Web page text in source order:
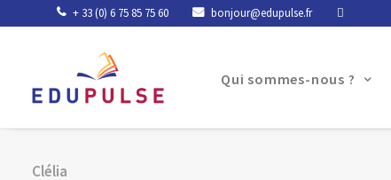
+ 33 (0) 6 75 85 75 60 bonjour@edupulse.fr
Qui sommes-nous ?
Clélia